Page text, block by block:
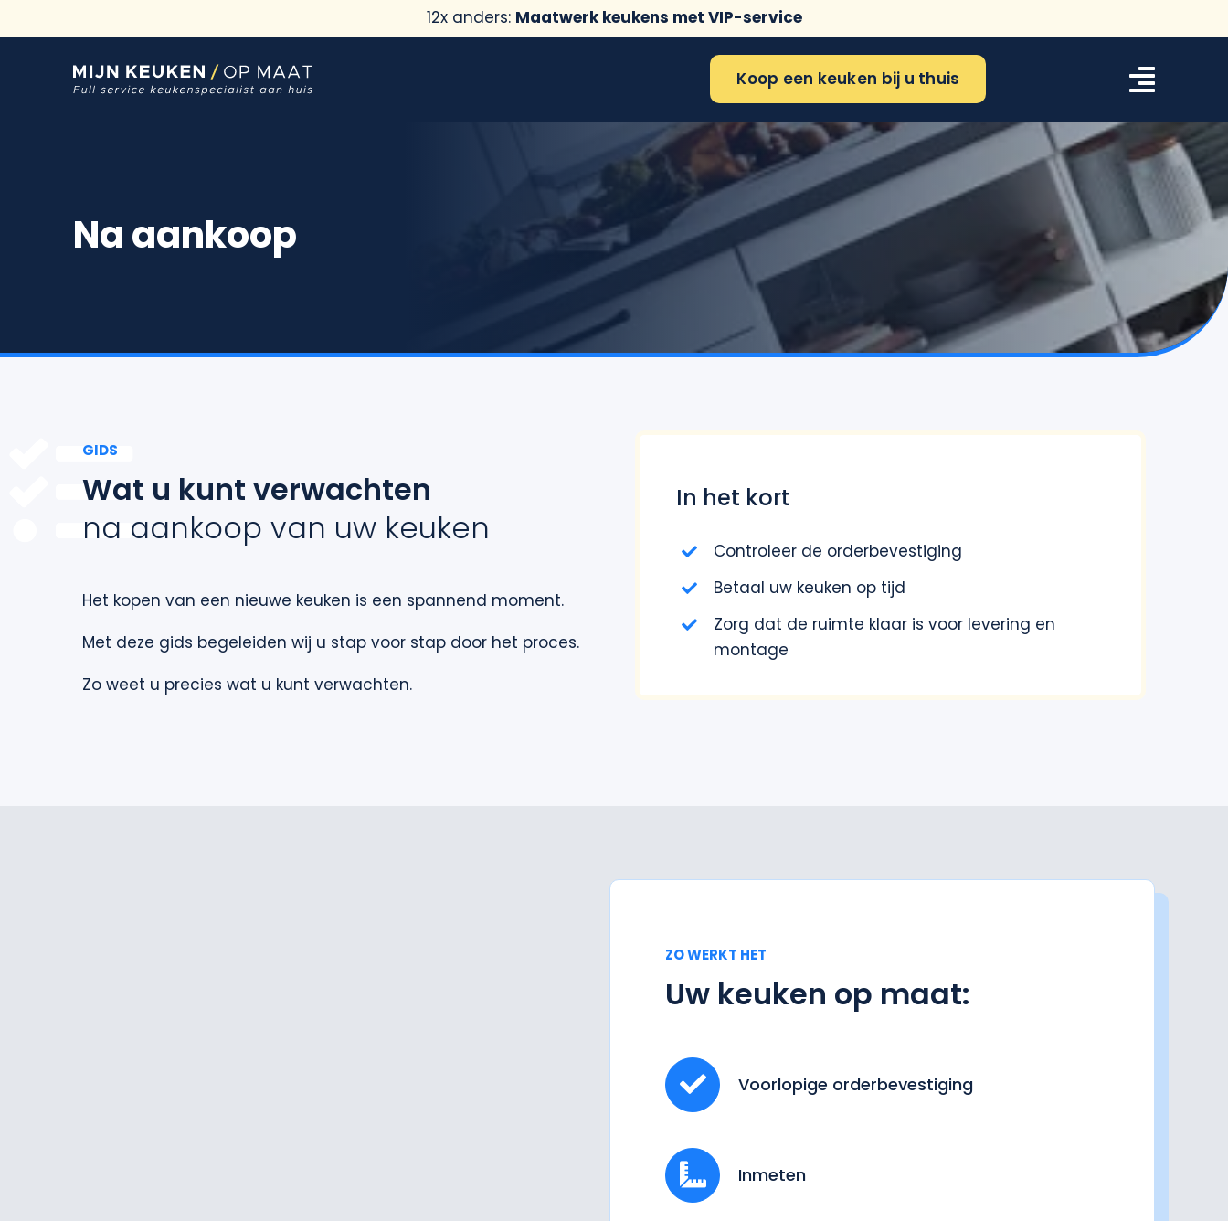
12x anders: Maatwerk keukens met VIP-service
Koop een keuken bij u thuis
Na aankoop
GIDS
Wat u kunt verwachten
na aankoop van uw keuken
Het kopen van een nieuwe keuken is een spannend moment.
Met deze gids begeleiden wij u stap voor stap door het proces.
Zo weet u precies wat u kunt verwachten.
In het kort
Controleer de orderbevestiging
Betaal uw keuken op tijd
Zorg dat de ruimte klaar is voor levering en
montage
ZO WERKT HET
Uw keuken op maat:
Voorlopige orderbevestiging
Inmeten